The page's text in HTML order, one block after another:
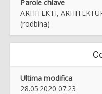
Parole chiave
ARHITEKTI,
(rodbina)
Ultima modifica
28.05.2020 07:23